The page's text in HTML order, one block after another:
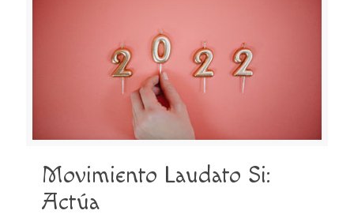
Movimiento Laudato Si:
Actúa